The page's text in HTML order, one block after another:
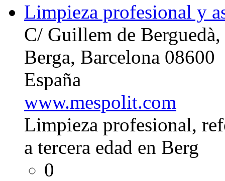
Limpieza profesional y
C/ Guillem de
Berga, Barcelona 08600
España
www.mespolit.com
Limpieza profesional,
a tercera edad en Berg
0